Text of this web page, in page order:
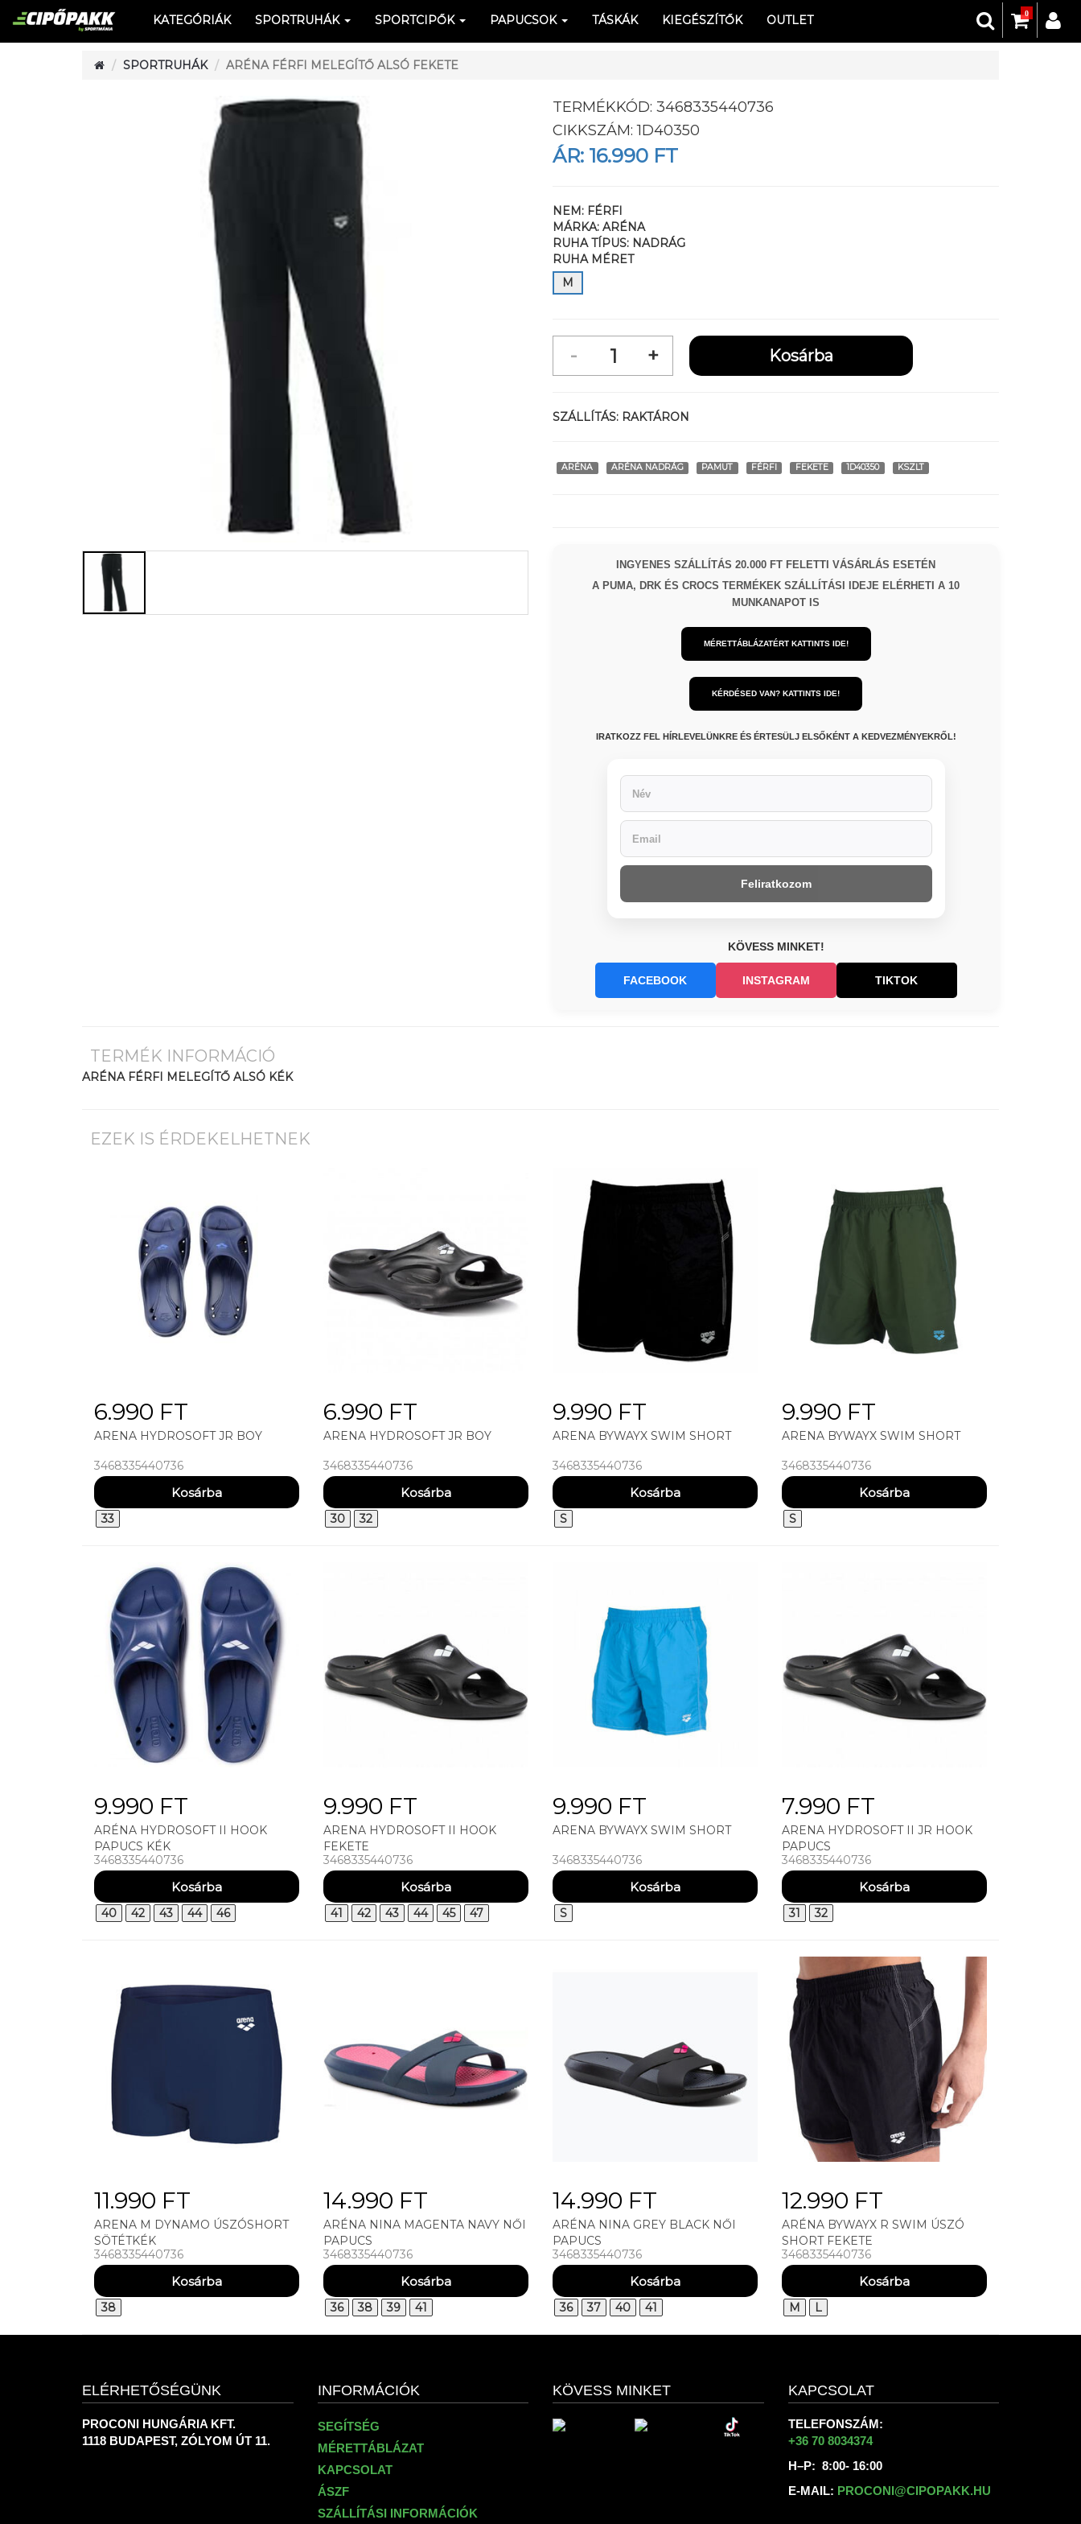
0
KATEGÓRIÁK SPORTRUHÁK SPORTCIPŐK PAPUCSOK TÁSKÁK KIEGÉSZÍTŐK OUTLET
SPORTRUHÁK ARÉNA FÉRFI MELEGÍTŐ ALSÓ FEKETE
TERMÉKKÓD: 3468335440736
CIKKSZÁM:1D40350
ÁR: 16.990 FT
NEM: FÉRFI
MÁRKA: ARÉNA
RUHA TÍPUS: NADRÁG
RUHA MÉRET
M
SZÁLLÍTÁS: RAKTÁRON
ARÉNA ARÉNA NADRÁG PAMUT FÉRFI FEKETE 1D40350 KSZLT
INGYENES SZÁLLÍTÁS 20.000 FT FELETTI VÁSÁRLÁS ESETÉN
A PUMA, DRK ÉS CROCS TERMÉKEK SZÁLLÍTÁSI IDEJE ELÉRHETI A 10
MUNKANAPOT IS
MÉRETTÁBLÁZATÉRT KATTINTS IDE!
KÉRDÉSED VAN? KATTINTS IDE!
IRATKOZZ FEL HÍRLEVELÜNKRE ÉS ÉRTESÜLJ ELSŐKÉNT A KEDVEZMÉNYEKRŐL!
Feliratkozom
KÖVESS MINKET!
FACEBOOK INSTAGRAM TIKTOK
TERMÉK INFORMÁCIÓ
ARÉNA FÉRFI MELEGÍTŐ ALSÓ KÉK
EZEK IS ÉRDEKELHETNEK
6.990 FT
ARENA HYDROSOFT JR BOY
3468335440736
33
6.990 FT
ARENA HYDROSOFT JR BOY
3468335440736
30 32
9.990 FT
ARENA BYWAYX SWIM SHORT
3468335440736
S
9.990 FT
ARENA BYWAYX SWIM SHORT
3468335440736
S
9.990 FT
ARÉNA HYDROSOFT II HOOK
PAPUCS KÉK
3468335440736
40 42 43 44 46
9.990 FT
ARENA HYDROSOFT II HOOK
FEKETE
3468335440736
41 42 43 44 45 47
9.990 FT
ARENA BYWAYX SWIM SHORT
3468335440736
S
7.990 FT
ARENA HYDROSOFT II JR HOOK
PAPUCS
3468335440736
31 32
11.990 FT
ARENA M DYNAMO ÚSZÓSHORT
SÖTÉTKÉK
3468335440736
38
14.990 FT
ARÉNA NINA MAGENTA NAVY NŐI
PAPUCS
3468335440736
36 38 39 41
14.990 FT
ARÉNA NINA GREY BLACK NŐI
PAPUCS
3468335440736
36 37 40 41
12.990 FT
ARÉNA BYWAYX R SWIM ÚSZÓ
SHORT FEKETE
3468335440736
M L
ELÉRHETŐSÉGÜNK
PROCONI HUNGÁRIA KFT.
1118 BUDAPEST, ZÓLYOM ÚT 11.
INFORMÁCIÓK
SEGÍTSÉG
MÉRETTÁBLÁZAT
KAPCSOLAT
ÁSZF
SZÁLLÍTÁSI INFORMÁCIÓK
KÖVESS MINKET KAPCSOLAT
TELEFONSZÁM:
+36 70 8034374
H–P: 8:00- 16:00
E-MAIL: PROCONI@CIPOPAKK.HU